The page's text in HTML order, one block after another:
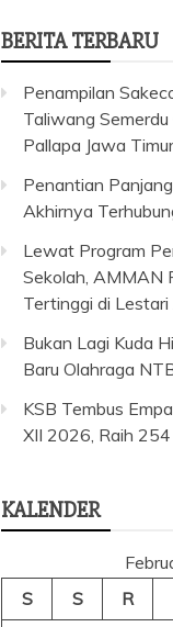
BERITA TERBARU
Penampilan
Taliwang
Pallapa Jawa Timur
Penantian
Akhirnya
Lewat Program
Sekolah, AMMAN
Tertinggi di
Bukan Lagi Kuda
Baru Olahraga
KSB Tembus
XII 2026, Raih
KALENDER
S
S R